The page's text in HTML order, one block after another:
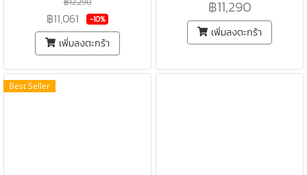
฿11,061 -10%
เพิ่มลงตะกร้า
฿11,290
เพิ่มลงตะกร้า
Best Seller